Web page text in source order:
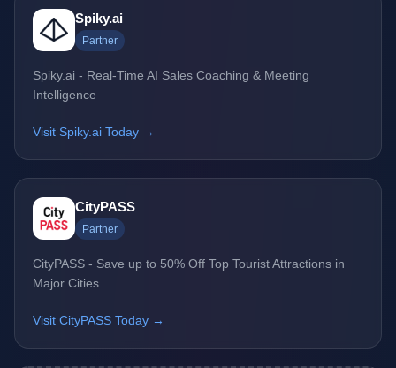
Spiky.ai
Partner
Spiky.ai - Real-Time AI Sales Coaching & Meeting
Intelligence
Visit Spiky.ai Today →
CityPASS
Partner
CityPASS - Save up to 50% Off Top Tourist Attractions in
Major Cities
Visit CityPASS Today →